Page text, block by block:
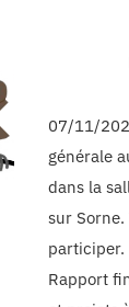
07/11/
générale
dans la
sur
participer.
Rapport